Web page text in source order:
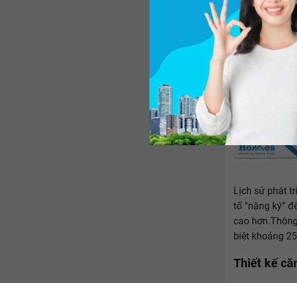
Lịch sử phát
tố “nặng ký”
cao
biệt khoảng
Thiết kế